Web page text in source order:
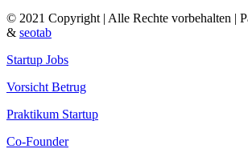
© 2021 Copyright | Alle Rechte vorbehalten |
& seotab
Startup Jobs
Vorsicht Betrug
Praktikum Startup
Co-Founder